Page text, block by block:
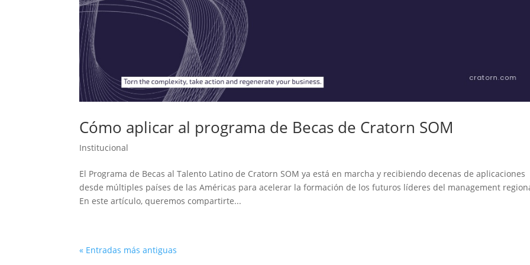
Cómo aplicar al programa de Becas de Cratorn SOM
Institucional
El Programa de Becas al Talento Latino de Cratorn SOM ya está en marcha y recibiendo decenas de aplicaciones
desde múltiples países de las Américas para acelerar la formación de los futuros líderes del management
En este artículo, queremos compartirte...
« Entradas más antiguas